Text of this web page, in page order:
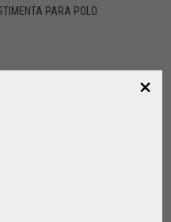
PARA POLO